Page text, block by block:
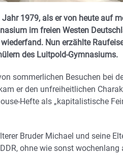
1979, als er von heute auf
im freien Westen
Nun erzählte
des Luitpold-Gymnasiums.
sommerlichen Besuchen bei
er den unfreiheitlichen
Hefte als „kapitalistische
Bruder Michael und seine
ohne wie sonst